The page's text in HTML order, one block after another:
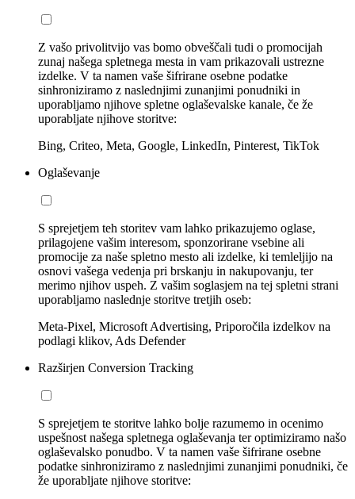
Z vašo privolitvijo vas bomo obveščali tudi o promocijah
zunaj našega spletnega mesta in vam prikazovali ustrezne
izdelke. V ta namen vaše šifrirane osebne podatke
sinhroniziramo z naslednjimi zunanjimi ponudniki in
uporabljamo njihove spletne oglaševalske kanale, če že
uporabljate njihove storitve:
Bing, Criteo, Meta, Google, LinkedIn, Pinterest, TikTok
Oglaševanje
S sprejetjem teh storitev vam lahko prikazujemo oglase,
prilagojene vašim interesom, sponzorirane vsebine ali
promocije za naše spletno mesto ali izdelke, ki temleljijo na
osnovi vašega vedenja pri brskanju in nakupovanju, ter
merimo njihov uspeh. Z vašim soglasjem na tej spletni strani
uporabljamo naslednje storitve tretjih oseb:
Meta-Pixel, Microsoft Advertising, Priporočila izdelkov na
podlagi klikov, Ads Defender
Razširjen Conversion Tracking
S sprejetjem te storitve lahko bolje razumemo in ocenimo
uspešnost našega spletnega oglaševanja ter optimiziramo našo
oglaševalsko ponudbo. V ta namen vaše šifrirane osebne
podatke sinhroniziramo z naslednjimi zunanjimi ponudniki, če
že uporabljate njihove storitve: